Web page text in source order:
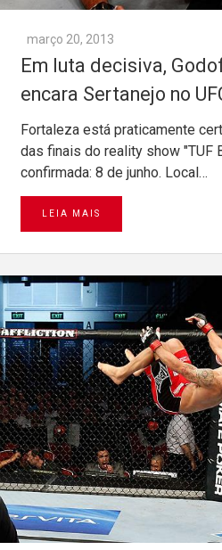
março 20, 2013
Em luta decisiva,
encara Sertanejo no
Fortaleza está praticamente
das finais do reality show "TUF
confirmada: 8 de junho. Local…
LEIA MAIS